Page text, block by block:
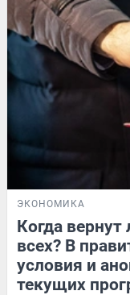
ЭКОНОМИКА
Когда вернут
всех? В
условия и
текущих